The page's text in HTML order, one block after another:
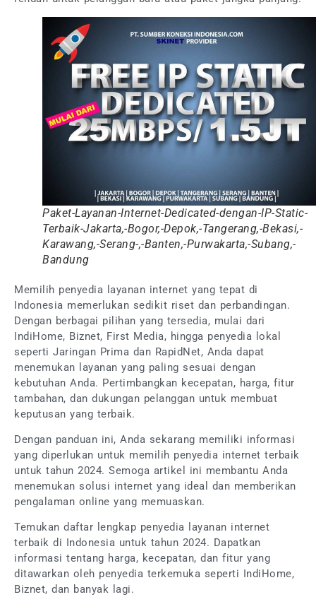
Paket-Layanan-Internet-Dedicated-dengan-IP-Static-
Terbaik-Jakarta,-Bogor,-Depok,-Tangerang,-Bekasi,-
Karawang,-Serang-,-Banten,-Purwakarta,-Subang,-
Bandung
Memilih penyedia layanan internet yang tepat di
Indonesia memerlukan sedikit riset dan perbandingan.
Dengan berbagai pilihan yang tersedia, mulai dari
IndiHome, Biznet, First Media, hingga penyedia lokal
seperti Jaringan Prima dan RapidNet, Anda dapat
menemukan layanan yang paling sesuai dengan
kebutuhan Anda. Pertimbangkan kecepatan, harga, fitur
tambahan, dan dukungan pelanggan untuk membuat
keputusan yang terbaik.
Dengan panduan ini, Anda sekarang memiliki informasi
yang diperlukan untuk memilih penyedia internet terbaik
untuk tahun 2024. Semoga artikel ini membantu Anda
menemukan solusi internet yang ideal dan memberikan
pengalaman online yang memuaskan.
Temukan daftar lengkap penyedia layanan internet
terbaik di Indonesia untuk tahun 2024. Dapatkan
informasi tentang harga, kecepatan, dan fitur yang
ditawarkan oleh penyedia terkemuka seperti IndiHome,
Biznet, dan banyak lagi.